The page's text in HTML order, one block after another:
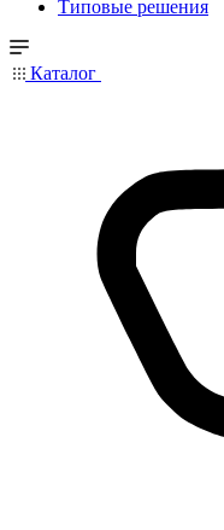
Типовые решения
Каталог